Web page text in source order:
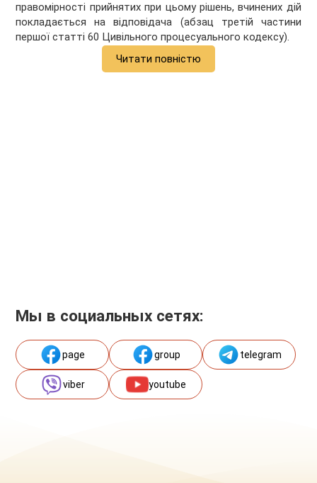
правомірності прийнятих при цьому рішень, вчинених дій
покладається на відповідача (абзац третій частини
першої статті 60 Цивільного процесуального кодексу).
Читати повністю
Мы в социальных сетях:
page group telegram
viber youtube